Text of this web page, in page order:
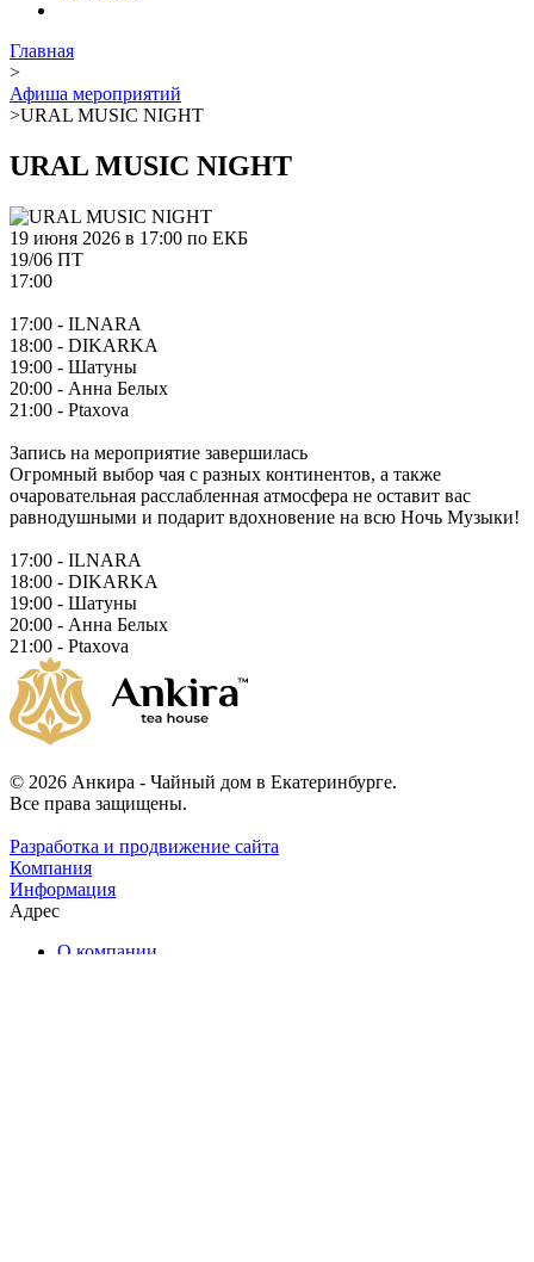
Главная
>
Афиша мероприятий
>URAL MUSIC NIGHT
URAL MUSIC NIGHT
19 июня 2026 в 17:00 по ЕКБ
19/06 ПТ
17:00
17:00 - ILNARA
18:00 - DIKARKA
19:00 - Шатуны
20:00 - Анна Белых
21:00 - Ptaxova
Запись на мероприятие завершилась
Огромный выбор чая с разных континентов, а также
очаровательная расслабленная атмосфера не оставит вас
равнодушными и подарит вдохновение на всю Ночь Музыки!
17:00 - ILNARA
18:00 - DIKARKA
19:00 - Шатуны
20:00 - Анна Белых
21:00 - Ptaxova
© 2026 Анкира - Чайный дом в Екатеринбурге.
Все права защищены.
Разработка и продвижение сайта
Компания
Информация
Адрес
О компании